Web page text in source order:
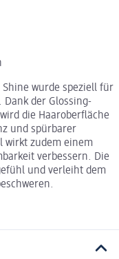
Shine wurde speziell für
der Glossing-
die Haaroberfläche
und spürbarer
wirkt zudem einem
verbessern. Die
und verleiht dem